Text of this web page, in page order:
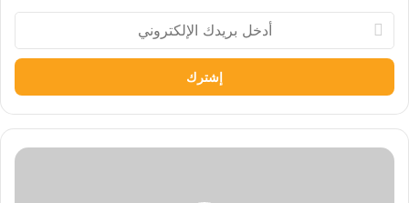
بريدك
الإلكتروني
التعليم